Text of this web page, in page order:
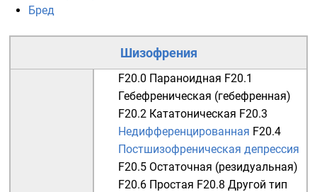
Бред
Шизофрения
F20.0 Параноидная F20.1
Гебефреническая (гебефренная)
F20.2 Кататоническая F20.3
Недифференцированная F20.4
Постшизофреническая депрессия
F20.5 Остаточная (резидуальная)
F20.6 Простая F20.8 Другой тип